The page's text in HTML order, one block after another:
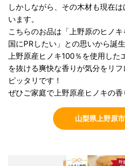
しかしながら、その木材も現在
います。
こちらのお品は「上野原のヒノ
国にPRしたい」との思いから誕生
上野原産ヒノキ100％を使用した
を抜ける爽快な香りが気分をリ
ピッタリです！
ぜひご家庭で上野原産ヒノキの香
山梨県上野原